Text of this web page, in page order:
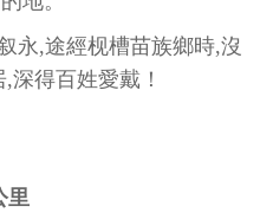
永,途經枧槽苗族鄉時,沒
得百姓愛戴！
里